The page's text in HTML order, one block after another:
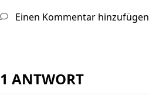
Einen Kommentar hinzufügen
1 ANTWORT